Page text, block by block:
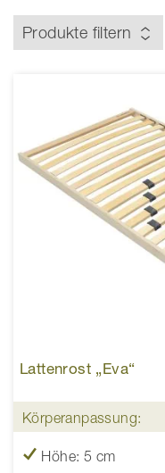
Produkte filtern
Lattenrost „Eva“
Körperanpassung:
Höhe: 5 cm